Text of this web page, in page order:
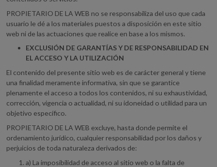
PROPIETARIO DE LA WEB no se responsabiliza del uso que cada
usuario le dé a los materiales puestos a disposición en este sitio
web ni de las actuaciones que realice en base a los mismos.
EXCLUSIÓN DE GARANTÍAS Y DE RESPONSABILIDAD EN
EL ACCESO Y LA UTILIZACIÓN
El contenido del presente sitio web es de carácter general y tiene
una finalidad meramente informativa, sin que se garantice
plenamente el acceso a todos los contenidos, ni su exhaustividad,
corrección, vigencia o actualidad, ni su idoneidad o utilidad para un
objetivo específico.
PROPIETARIO DE LA WEB excluye, hasta donde permite el
ordenamiento jurídico, cualquier responsabilidad por los daños y
perjuicios de toda naturaleza derivados de:
a) La imposibilidad de acceso al sitio web o la falta de